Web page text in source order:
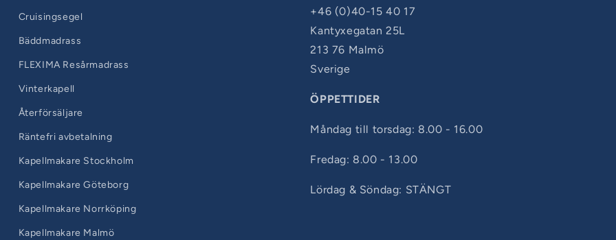
Cruisingsegel
Bäddmadrass
FLEXIMA Resårmadrass
Vinterkapell
Återförsäljare
Räntefri avbetalning
Kapellmakare Stockholm
Kapellmakare Göteborg
Kapellmakare Norrköping
Kapellmakare Malmö
+46 (0)40-15 40 17
Kantyxegatan 25L
213 76 Malmö
Sverige
ÖPPETTIDER
Måndag till torsdag: 8.00 - 16.00
Fredag: 8.00 - 13.00
Lördag & Söndag: STÄNGT